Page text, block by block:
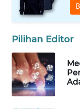
Pilihan Editor
WAHANANEWS
WAHANANEWS
NET
WAHANA